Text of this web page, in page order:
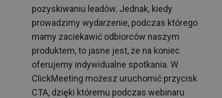
pozyskiwaniu leadów. Jednak, kiedy
prowadzimy wydarzenie, podczas którego
mamy zaciekawić odbiorców naszym
produktem, to jasne jest, że na koniec
oferujemy indywidualne spotkania. W
ClickMeeting możesz uruchomić przycisk
CTA, dzięki któremu podczas webinaru